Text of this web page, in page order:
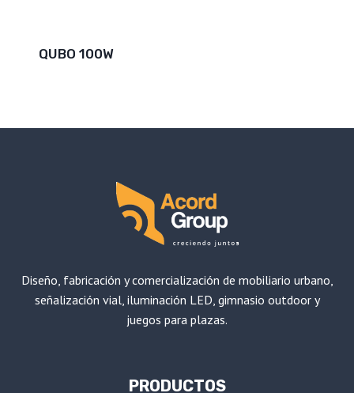
QUBO 100W
Diseño, fabricación y comercialización de mobiliario urbano,
señalización vial, iluminación LED, gimnasio outdoor y
juegos para plazas.
PRODUCTOS